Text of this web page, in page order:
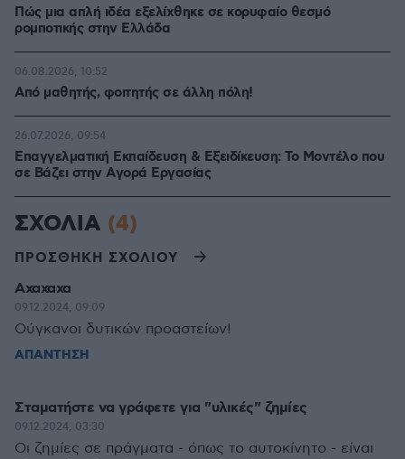
Πώς μια απλή ιδέα εξελίχθηκε σε κορυφαίο θεσμό
ρομποτικής στην Ελλάδα
Από μαθητής, φοιτητής σε άλλη πόλη!
06.08.2026, 10:52
Επαγγελματική Εκπαίδευση & Εξειδίκευση: Το Mοντέλο που
σε Bάζει στην Aγορά Eργασίας
26.07.2026, 09:54
ΣΧΟΛΙΑ (4)
ΠΡΟΣΘΗΚΗ ΣΧΟΛΙΟΥ
Αχαχαχα
09.12.2024, 09:09
Ούγκανοι δυτικών προαστείων!
ΑΠΑΝΤΗΣΗ
Σταματήστε να γράφετε για "υλικές" ζημίες
09.12.2024, 03:30
Οι ζημίες σε πράγματα - όπως το αυτοκίνητο - είναι